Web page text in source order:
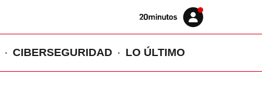
Volver
Iniciar
sesión
CIBERSEGURIDAD LO ÚLTIMO